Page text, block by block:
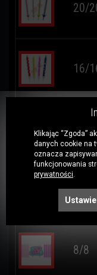
20/
16/
12/
10/
8/8
Klikając “Zgoda”
danych cookie na
oznacza
funkcjonowania
prywatności.